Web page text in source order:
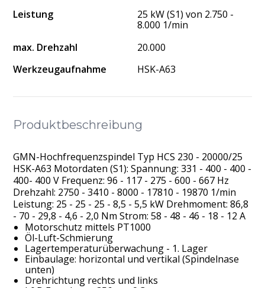
Leistung
25 kW (S1) von 2.750 -
8.000 1/min
max. Drehzahl
20.000
Werkzeugaufnahme
HSK-A63
Produktbeschreibung
GMN-Hochfrequenzspindel Typ HCS 230 - 20000/25
HSK-A63 Motordaten (S1): Spannung: 331 - 400 - 400 -
400- 400 V Frequenz: 96 - 117 - 275 - 600 - 667 Hz
Drehzahl: 2750 - 3410 - 8000 - 17810 - 19870 1/min
Leistung: 25 - 25 - 25 - 8,5 - 5,5 kW Drehmoment: 86,8
- 70 - 29,8 - 4,6 - 2,0 Nm Strom: 58 - 48 - 46 - 18 - 12 A
Motorschutz mittels PT1000
Öl-Luft-Schmierung
Lagertemperaturüberwachung - 1. Lager
Einbaulage: horizontal und vertikal (Spindelnase
unten)
Drehrichtung rechts und links